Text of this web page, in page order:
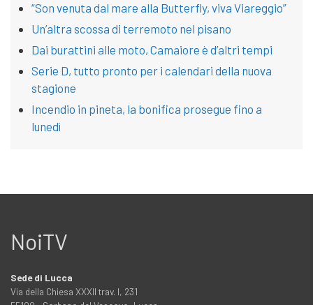
“Son venuta dal mare alla Butterfly, viva Viareggio”
Un’altra scossa di terremoto nel pisano
Dai burattini alle moto, Camaiore è d’altri tempi
Serie D, tutto pronto per i calendari della nuova
stagione
Incendio in pineta, la bonifica prosegue fino a
lunedì
NoiTV
Sede di Lucca
Via della Chiesa XXXII trav. I, 231